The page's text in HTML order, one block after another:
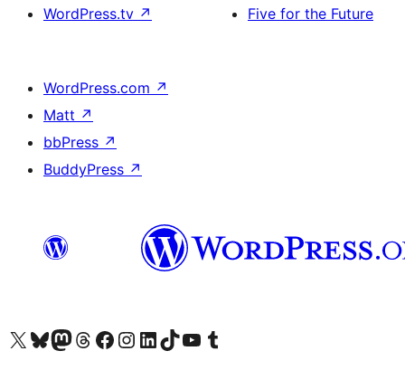
WordPress.tv ↗
Five for the Future
WordPress.com ↗
Matt ↗
bbPress ↗
BuddyPress ↗
X (旧 Twitter) アカウントへBluesky アカウントへMastodon アカウントへThreads アカウントへ Facebook ページへInstagram アカウントへ LinkedIn アカウントへTikTok アカウントへYouTube チャンネルへ Tumblr アカウントへ